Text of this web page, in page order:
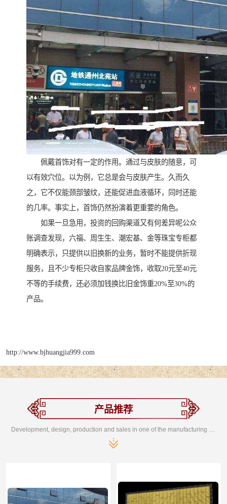
佩戴首饰对有一定的作用。通过与皮肤的随意，可
以有效穴位。以为例，它总是会与皮肤产生。久而久
之，它不仅能颈部皱纹，还能促进血液循环，同时还能
的几率。事实上，首饰仍然扮演着更重要的角色。
如果一旦急用，投资的回购渠道又有何差异呢公众
账调查发现，六福、周生生、潮宏基、金等珠宝专柜都
明确表示，只提供以旧换新的业务，暂时不能提供折现
服务，且不少专柜只收自家品牌金饰，收取20元至40元
不等的手续费，还必须加钱换比旧金饰重20%至30%的
产品。
http://www.bjhuangjia999.com
产品推荐